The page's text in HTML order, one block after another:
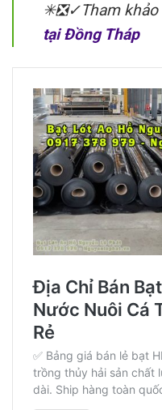
✳❎✓Tham khảo
tại Đồng Tháp